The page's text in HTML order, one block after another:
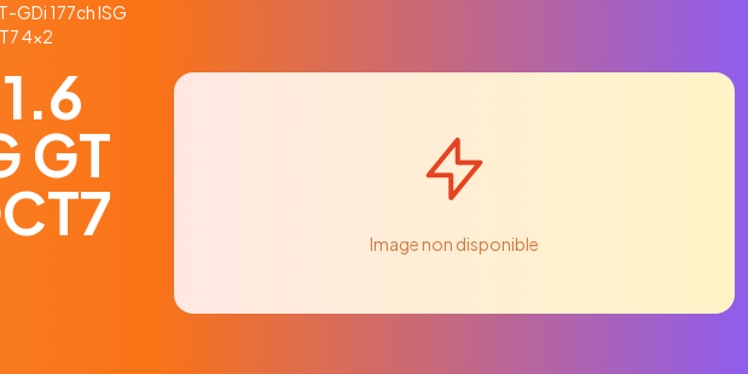
GDi 177ch ISG
4x2
GT
Image non disponible